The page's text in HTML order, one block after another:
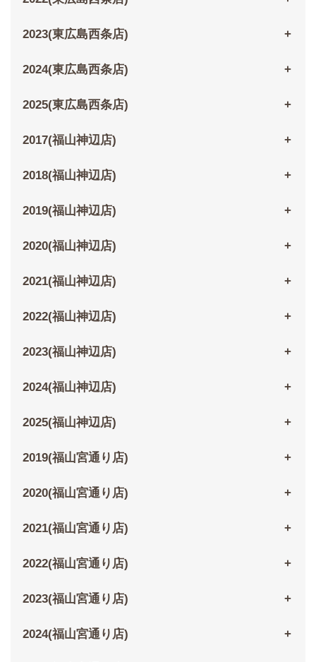
2023(東広島西条店)
2024(東広島西条店)
2025(東広島西条店)
2017(福山神辺店)
2018(福山神辺店)
2019(福山神辺店)
2020(福山神辺店)
2021(福山神辺店)
2022(福山神辺店)
2023(福山神辺店)
2024(福山神辺店)
2025(福山神辺店)
2019(福山宮通り店)
2020(福山宮通り店)
2021(福山宮通り店)
2022(福山宮通り店)
2023(福山宮通り店)
2024(福山宮通り店)